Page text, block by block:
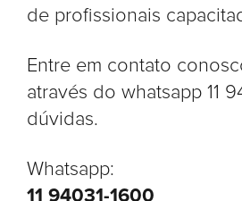
de profissionais
Entre em contato
através do whatsapp 11
dúvidas.
Whatsapp:
11 94031-1600